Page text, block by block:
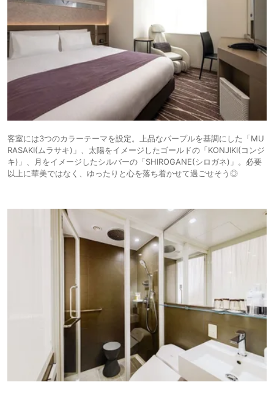
客室には3つのカラーテーマを設定。上品なパープルを基調にした「MU
RASAKI(ムラサキ)」、太陽をイメージしたゴールドの「KONJIKI(コンジ
キ)」、月をイメージしたシルバーの「SHIROGANE(シロガネ)」。必要
以上に華美ではなく、ゆったりと心を落ち着かせて過ごせそう◎